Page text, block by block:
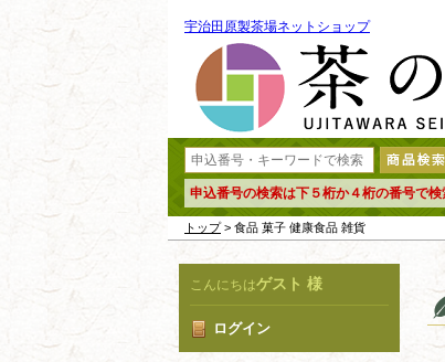
宇治田原製茶場ネットショップ
申込番号の検索は下５桁か４桁の番号で検
トップ> 食品 菓子 健康食品 雑貨
こんにちはゲスト 様
ログイン